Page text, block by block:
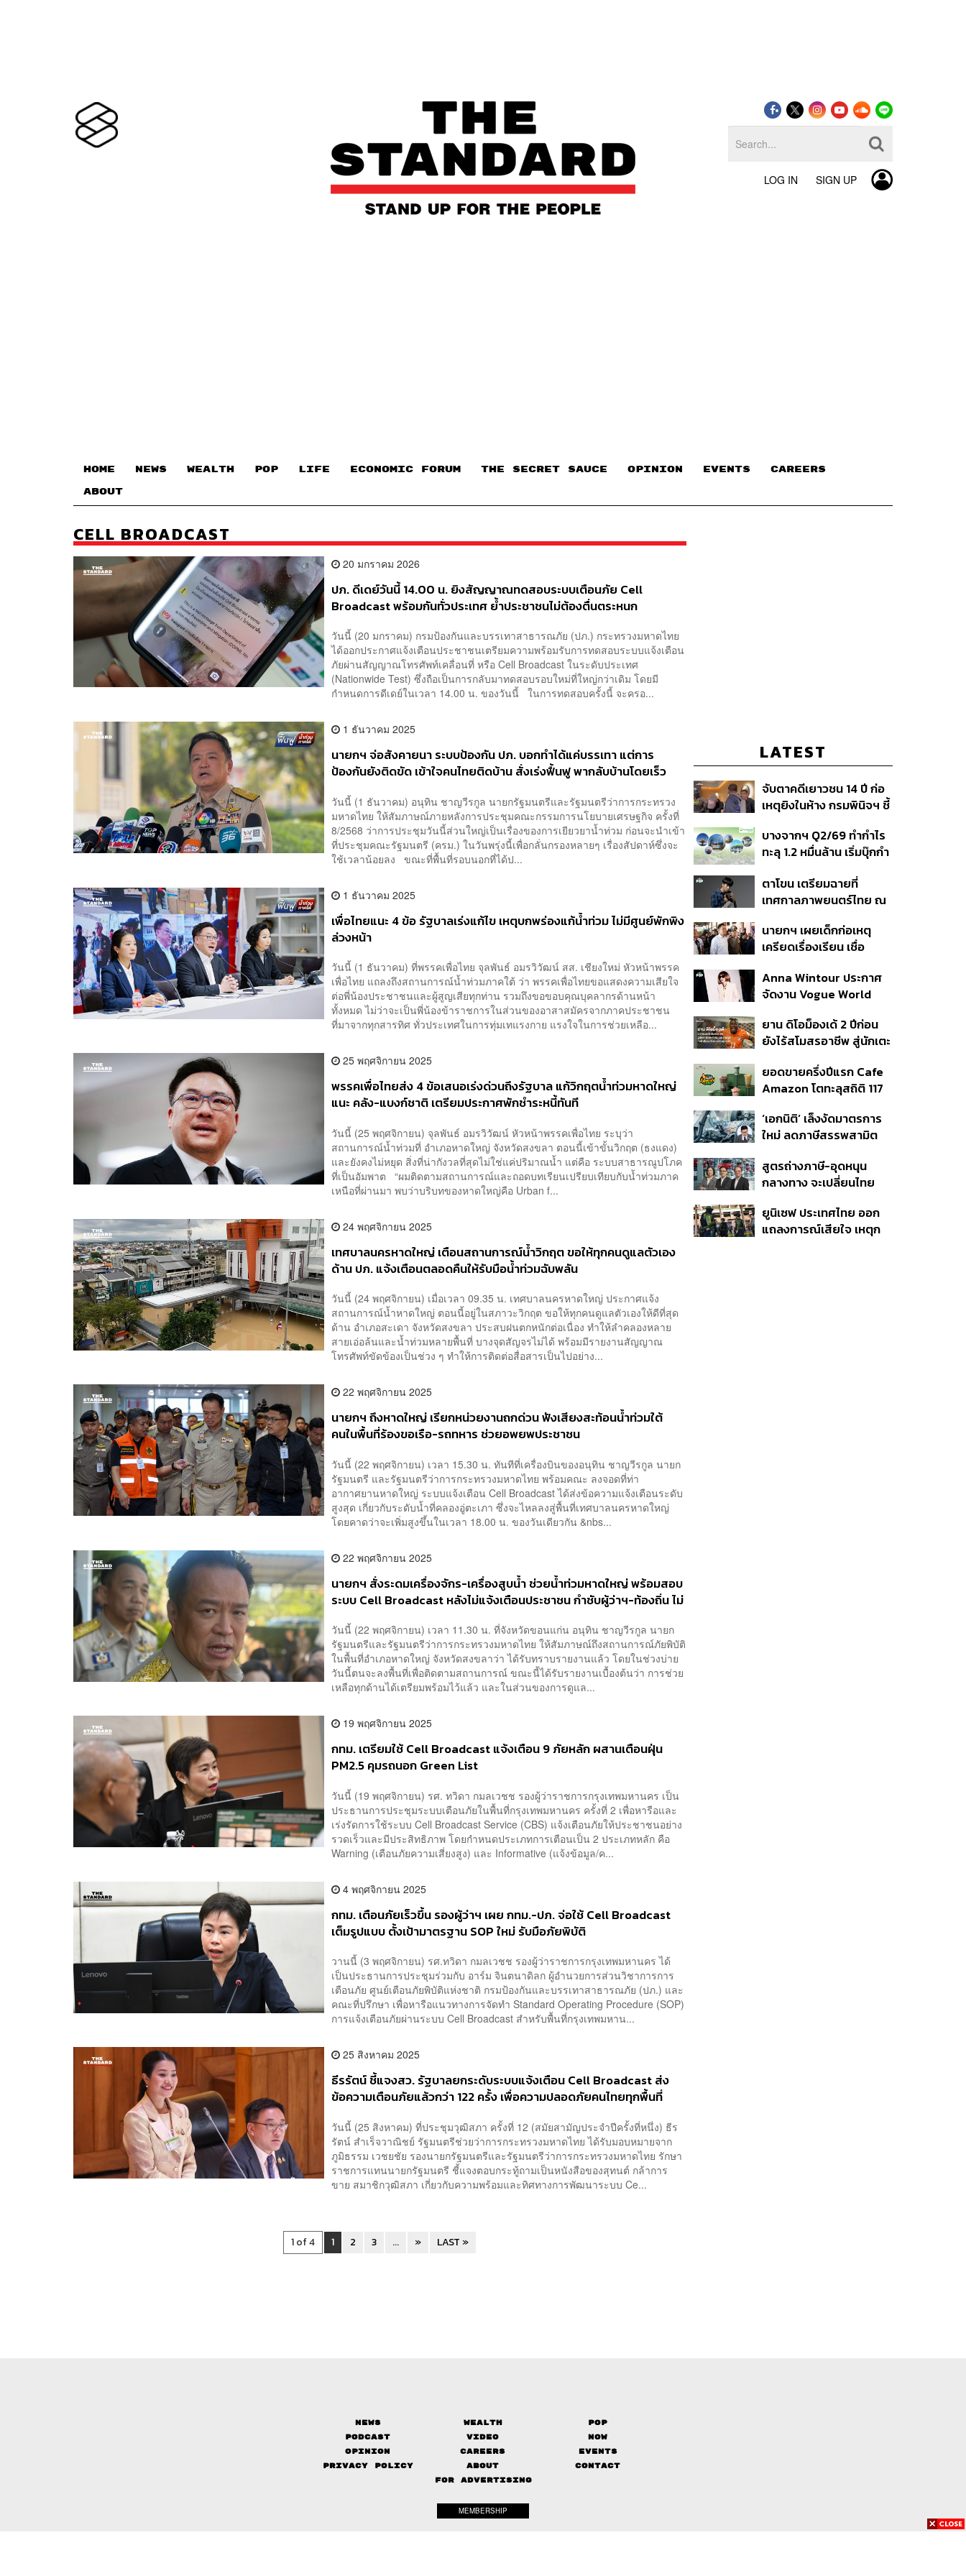
LOG IN SIGN UP
HOME NEWS WEALTH POP LIFE ECONOMIC FORUM THE SECRET SAUCE​ OPINION EVENTS CAREERS
ABOUT
CELL BROADCAST
20 มกราคม 2026
ปภ. ดีเดย์วันนี้ 14.00 น. ยิงสัญญาณทดสอบระบบเตือนภัย Cell
Broadcast พร้อมกันทั่วประเทศ ย้ำประชาชนไม่ต้องตื่นตระหนก
วันนี้ (20 มกราคม) กรมป้องกันและบรรเทาสาธารณภัย (ปภ.) กระทรวงมหาดไทย
ได้ออกประกาศแจ้งเตือนประชาชนเตรียมความพร้อมรับการทดสอบระบบแจ้งเตือน
ภัยผ่านสัญญาณโทรศัพท์เคลื่อนที่ หรือ Cell Broadcast ในระดับประเทศ
(Nationwide Test) ซึ่งถือเป็นการกลับมาทดสอบรอบใหม่ที่ใหญ่กว่าเดิม โดยมี
กำหนดการดีเดย์ในเวลา 14.00 น. ของวันนี้ ในการทดสอบครั้งนี้ จะครอ...
1 ธันวาคม 2025
นายกฯ จ่อสังคายนา ระบบป้องกัน ปภ. บอกทำได้แค่บรรเทา แต่การ
ป้องกันยังติดขัด เข้าใจคนไทยติดบ้าน สั่งเร่งฟื้นฟู พากลับบ้านโดยเร็ว
วันนี้ (1 ธันวาคม) อนุทิน ชาญวีรกูล นายกรัฐมนตรีและรัฐมนตรีว่าการกระทรวง
มหาดไทย ให้สัมภาษณ์ภายหลังการประชุมคณะกรรมการนโยบายเศรษฐกิจ ครั้งที่
8/2568 ว่าการประชุมวันนี้ส่วนใหญ่เป็นเรื่องของการเยียวยาน้ำท่วม ก่อนจะนำเข้า
ที่ประชุมคณะรัฐมนตรี (ครม.) ในวันพรุ่งนี้เพื่อกลั่นกรองหลายๆ เรื่องสัปดาห์ซึ่งจะ
ใช้เวลาน้อยลง ขณะที่พื้นที่รอบนอกที่ได้ป...
1 ธันวาคม 2025
เพื่อไทยแนะ 4 ข้อ รัฐบาลเร่งแก้ไข เหตุบกพร่องแก้น้ำท่วม ไม่มีศูนย์พักพิง
ล่วงหน้า
วันนี้ (1 ธันวาคม) ที่พรรคเพื่อไทย จุลพันธ์ อมรวิวัฒน์ สส. เชียงใหม่ หัวหน้าพรรค
เพื่อไทย แถลงถึงสถานการณ์น้ำท่วมภาคใต้ ว่า พรรคเพื่อไทยขอแสดงความเสียใจ
ต่อพี่น้องประชาชนและผู้สูญเสียทุกท่าน รวมถึงขอขอบคุณบุคลากรด้านหน้า
ทั้งหมด ไม่ว่าจะเป็นพี่น้องข้าราชการในส่วนของอาสาสมัครจากภาคประชาชน
ที่มาจากทุกสารทิศ ทั่วประเทศในการทุ่มเทแรงกาย แรงใจในการช่วยเหลือ...
25 พฤศจิกายน 2025
พรรคเพื่อไทยส่ง 4 ข้อเสนอเร่งด่วนถึงรัฐบาล แก้วิกฤตน้ำท่วมหาดใหญ่
แนะ คลัง-แบงก์ชาติ เตรียมประกาศพักชำระหนี้ทันที
วันนี้ (25 พฤศจิกายน) จุลพันธ์ อมรวิวัฒน์ หัวหน้าพรรคเพื่อไทย ระบุว่า
สถานการณ์น้ำท่วมที่ อำเภอหาดใหญ่ จังหวัดสงขลา ตอนนี้เข้าขั้นวิกฤต (ธงแดง)
และยังคงไม่หยุด สิ่งที่น่ากังวลที่สุดไม่ใช่แค่ปริมาณน้ำ แต่คือ ระบบสาธารณูปโภค
ที่เป็นอัมพาต “ผมติดตามสถานการณ์และถอดบทเรียนเปรียบเทียบกับน้ำท่วมภาค
เหนือที่ผ่านมา พบว่าบริบทของหาดใหญ่คือ Urban f...
24 พฤศจิกายน 2025
เทศบาลนครหาดใหญ่ เตือนสถานการณ์น้ำวิกฤต ขอให้ทุกคนดูแลตัวเอง
ด้าน ปภ. แจ้งเตือนตลอดคืนให้รับมือน้ำท่วมฉับพลัน
วันนี้ (24 พฤศจิกายน) เมื่อเวลา 09.35 น. เทศบาลนครหาดใหญ่ ประกาศแจ้ง
สถานการณ์น้ำหาดใหญ่ ตอนนี้อยู่ในสภาวะวิกฤต ขอให้ทุกคนดูแลตัวเองให้ดีที่สุด
ด้าน อำเภอสะเดา จังหวัดสงขลา ประสบฝนตกหนักต่อเนื่อง ทำให้ลำคลองหลาย
สายเอ่อล้นและน้ำท่วมหลายพื้นที่ บางจุดสัญจรไม่ได้ พร้อมมีรายงานสัญญาณ
โทรศัพท์ขัดข้องเป็นช่วง ๆ ทำให้การติดต่อสื่อสารเป็นไปอย่าง...
22 พฤศจิกายน 2025
นายกฯ ถึงหาดใหญ่ เรียกหน่วยงานถกด่วน ฟังเสียงสะท้อนน้ำท่วมใต้
คนในพื้นที่ร้องขอเรือ-รถทหาร ช่วยอพยพประชาชน
วันนี้ (22 พฤศจิกายน) เวลา 15.30 น. ทันทีที่เครื่องบินของอนุทิน ชาญวีรกูล นายก
รัฐมนตรี และรัฐมนตรีว่าการกระทรวงมหาดไทย พร้อมคณะ ลงจอดที่ท่า
อากาศยานหาดใหญ่ ระบบแจ้งเตือน Cell Broadcast ได้ส่งข้อความแจ้งเตือนระดับ
สูงสุด เกี่ยวกับระดับน้ำที่คลองอู่ตะเภา ซึ่งจะไหลลงสู่พื้นที่เทศบาลนครหาดใหญ่
โดยคาดว่าจะเพิ่มสูงขึ้นในเวลา 18.00 น. ของวันเดียวกัน &nbs...
22 พฤศจิกายน 2025
นายกฯ สั่งระดมเครื่องจักร-เครื่องสูบน้ำ ช่วยน้ำท่วมหาดใหญ่ พร้อมสอบ
ระบบ Cell Broadcast หลังไม่แจ้งเตือนประชาชน กำชับผู้ว่าฯ-ท้องถิ่น ไม่
วันนี้ (22 พฤศจิกายน) เวลา 11.30 น. ที่จังหวัดขอนแก่น อนุทิน ชาญวีรกูล นายก
รัฐมนตรีและรัฐมนตรีว่าการกระทรวงมหาดไทย ให้สัมภาษณ์ถึงสถานการณ์ภัยพิบัติ
ในพื้นที่อำเภอหาดใหญ่ จังหวัดสงขลาว่า ได้รับทราบรายงานแล้ว โดยในช่วงบ่าย
วันนี้ตนจะลงพื้นที่เพื่อติดตามสถานการณ์ ขณะนี้ได้รับรายงานเบื้องต้นว่า การช่วย
เหลือทุกด้านได้เตรียมพร้อมไว้แล้ว และในส่วนของการดูแล...
19 พฤศจิกายน 2025
กทม. เตรียมใช้ Cell Broadcast แจ้งเตือน 9 ภัยหลัก ผสานเตือนฝุ่น
PM2.5 คุมรถนอก Green List
วันนี้ (19 พฤศจิกายน) รศ. ทวิดา กมลเวชช รองผู้ว่าราชการกรุงเทพมหานคร เป็น
ประธานการประชุมระบบเตือนภัยในพื้นที่กรุงเทพมหานคร ครั้งที่ 2 เพื่อหารือและ
เร่งรัดการใช้ระบบ Cell Broadcast Service (CBS) แจ้งเตือนภัยให้ประชาชนอย่าง
รวดเร็วและมีประสิทธิภาพ โดยกำหนดประเภทการเตือนเป็น 2 ประเภทหลัก คือ
Warning (เตือนภัยความเสี่ยงสูง) และ Informative (แจ้งข้อมูล/ค...
4 พฤศจิกายน 2025
กทม. เตือนภัยเร็วขึ้น รองผู้ว่าฯ เผย กทม.-ปภ. จ่อใช้ Cell Broadcast
เต็มรูปแบบ ตั้งเป้ามาตรฐาน SOP ใหม่ รับมือภัยพิบัติ
วานนี้ (3 พฤศจิกายน) รศ.ทวิดา กมลเวชช รองผู้ว่าราชการกรุงเทพมหานคร ได้
เป็นประธานการประชุมร่วมกับ อาร์ม จินตนาดิลก ผู้อำนวยการส่วนวิชาการการ
เตือนภัย ศูนย์เตือนภัยพิบัติแห่งชาติ กรมป้องกันและบรรเทาสาธารณภัย (ปภ.) และ
คณะที่ปรึกษา เพื่อหารือแนวทางการจัดทำ Standard Operating Procedure (SOP)
การแจ้งเตือนภัยผ่านระบบ Cell Broadcast สำหรับพื้นที่กรุงเทพมหาน...
25 สิงหาคม 2025
ธีรรัตน์ ชี้แจงสว. รัฐบาลยกระดับระบบแจ้งเตือน Cell Broadcast ส่ง
ข้อความเตือนภัยแล้วกว่า 122 ครั้ง เพื่อความปลอดภัยคนไทยทุกพื้นที่
วันนี้ (25 สิงหาคม) ที่ประชุมวุฒิสภา ครั้งที่ 12 (สมัยสามัญประจำปีครั้งที่หนึ่ง) ธีร
รัตน์ สำเร็จวาณิชย์ รัฐมนตรีช่วยว่าการกระทรวงมหาดไทย ได้รับมอบหมายจาก
ภูมิธรรม เวชยชัย รองนายกรัฐมนตรีและรัฐมนตรีว่าการกระทรวงมหาดไทย รักษา
ราชการแทนนายกรัฐมนตรี ชี้แจงตอบกระทู้ถามเป็นหนังสือของสุทนต์ กล้าการ
ขาย สมาชิกวุฒิสภา เกี่ยวกับความพร้อมและทิศทางการพัฒนาระบบ Ce...
1 of 4 1 2 3 ... » LAST »
LATEST
จับตาคดีเยาวชน 14 ปี ก่อ
เหตุยิงในห้าง กรมพินิจฯ ชี้
เนื่อง ประเมินปล่อยตัว
บางจากฯ Q2/69 ทำกำไร
ทะลุ 1.2 หมื่นล้าน เริ่มบุ๊กกำ
แรก หนุนรายได้ครึ่งปีทะลุ
3.2 แสนล้าน
ตาโขน เตรียมฉายที่
เทศกาลภาพยนตร์ไทย ณ
นายกฯ เผยเด็กก่อเหตุ
เครียดเรื่องเรียน เชื่อ
กระสุนอีกกว่า 30 นัด หาก
ไม่จบชีวิตตัวเองอาจสูญ
Anna Wintour ประกาศ
จัดงาน Vogue World
ยาน ดิโอม็องเด้ 2 ปีก่อน
ยังไร้สโมสรอาชีพ สู่นักเตะ
สัญญาถึงน้องสาวผู้ล่วง
ลับ
ยอดขายครึ่งปีแรก Cafe
Amazon โตทะลุสถิติ 117
สไตล์ OR โตต่อเนื่อง
‘เอกนิติ’ เล็งงัดมาตรการ
ใหม่ ลดภาษีสรรพสามิต
โรงงานในไทย
สูตรถ่างภาษี-อุดหนุน
กลางทาง จะเปลี่ยนไทย
EV ได้จริงหรือ?
ยูนิเซฟ ประเทศไทย ออก
แถลงการณ์เสียใจ เหตุก
News Wealth
Pop
Podcast
Video
Now
Opinion
Careers
Events
Privacy Policy
About
Contact
FOR ADVERTISING
MEMBERSHIP